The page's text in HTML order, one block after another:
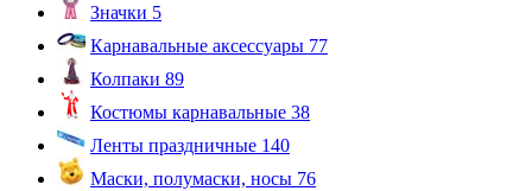
Значки 5
Карнавальные аксессуары 77
Колпаки 89
Костюмы карнавальные 38
Ленты праздничные 140
Маски, полумаски, носы 76